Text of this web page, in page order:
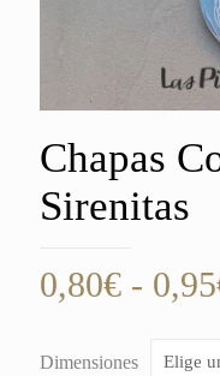
Chapas
Sirenitas
0,80€ - 0,95
Dimensiones